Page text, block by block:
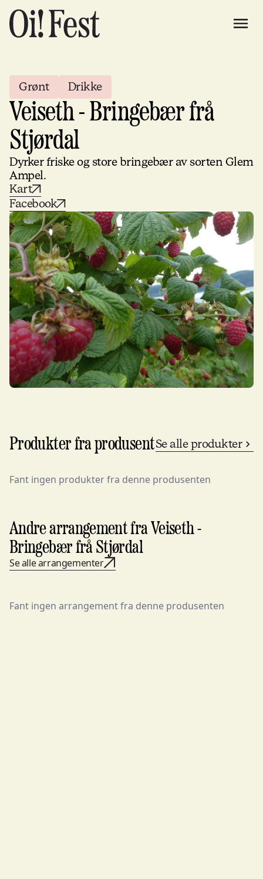
Grønt Drikke
Veiseth - Bringebær frå
Stjørdal
Dyrker friske og store bringebær av sorten Glem
Ampel.
Kart
Facebook
Produkter fra produsentSe alle produkter
Fant ingen produkter fra denne produsenten
Andre arrangement fra Veiseth -
Bringebær frå Stjørdal
Se alle arrangementer
Fant ingen arrangement fra denne produsenten